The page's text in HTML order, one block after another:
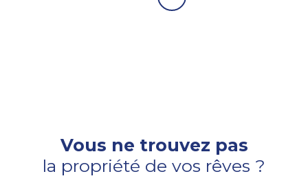
Vous ne trouvez pas
la propriété de vos rêves ?